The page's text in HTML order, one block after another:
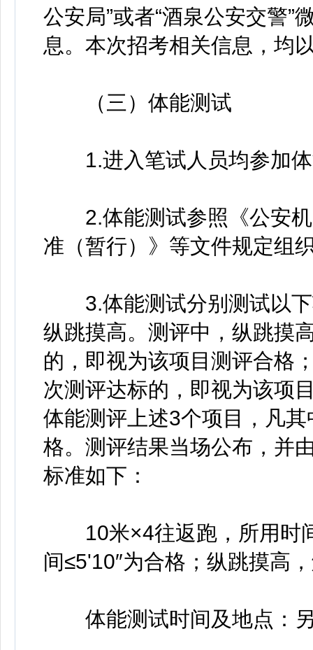
公安局”或者“酒泉公安交警”
息。本次招考相关信息，均
（三）体能测试
1.进入笔试人员均参加体
2.体能测试参照《公安机
准（暂行）》等文件规定组
3.体能测试分别测试以下
纵跳摸高。测评中，纵跳摸
的，即视为该项目测评合格
次测评达标的，即视为该项
体能测评上述3个项目，凡
格。测评结果当场公布，并
标准如下：
10米×4往返跑，所用时间
间≤5'10″为合格；纵跳摸高
体能测试时间及地点：